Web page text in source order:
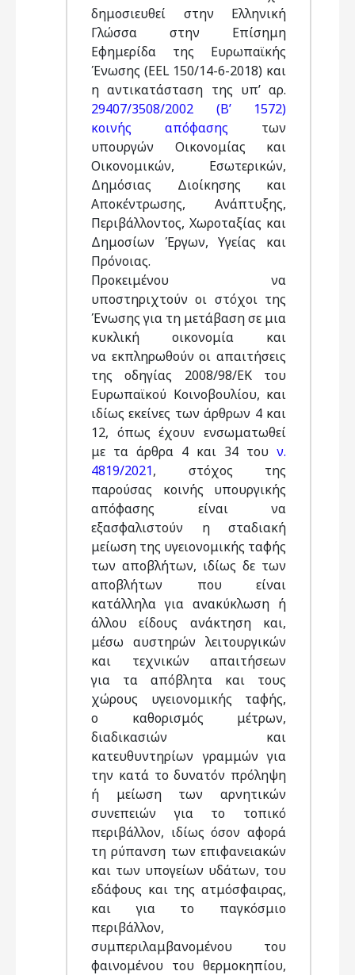
δημοσιευθεί στην Ελληνική
Γλώσσα στην Επίσημη
Εφημερίδα της Ευρωπαϊκής
Ένωσης (ΕΕL 150/14-6-2018) και
η αντικατάσταση της υπ’ αρ.
29407/3508/2002 (Β’ 1572)
κοινής απόφασης των
υπουργών Οικονομίας και
Οικονομικών, Εσωτερικών,
Δημόσιας Διοίκησης και
Αποκέντρωσης, Ανάπτυξης,
Περιβάλλοντος, Χωροταξίας και
Δημοσίων Έργων, Υγείας και
Πρόνοιας.
Προκειμένου να
υποστηριχτούν οι στόχοι της
Ένωσης για τη μετάβαση σε μια
κυκλική οικονομία και
να εκπληρωθούν οι απαιτήσεις
της οδηγίας 2008/98/ΕΚ του
Ευρωπαϊκού Κοινοβουλίου, και
ιδίως εκείνες των άρθρων 4 και
12, όπως έχουν ενσωματωθεί
με τα άρθρα 4 και 34 του ν.
4819/2021, στόχος της
παρούσας κοινής υπουργικής
απόφασης είναι να
εξασφαλιστούν η σταδιακή
μείωση της υγειονομικής ταφής
των αποβλήτων, ιδίως δε των
αποβλήτων που είναι
κατάλληλα για ανακύκλωση ή
άλλου είδους ανάκτηση και,
μέσω αυστηρών λειτουργικών
και τεχνικών απαιτήσεων
για τα απόβλητα και τους
χώρους υγειονομικής ταφής,
ο καθορισμός μέτρων,
διαδικασιών και
κατευθυντηρίων γραμμών για
την κατά το δυνατόν πρόληψη
ή μείωση των αρνητικών
συνεπειών για το τοπικό
περιβάλλον, ιδίως όσον αφορά
τη ρύπανση των επιφανειακών
και των υπογείων υδάτων, του
εδάφους και της ατμόσφαιρας,
και για το παγκόσμιο
περιβάλλον,
συμπεριλαμβανομένου του
φαινομένου του θερμοκηπίου,